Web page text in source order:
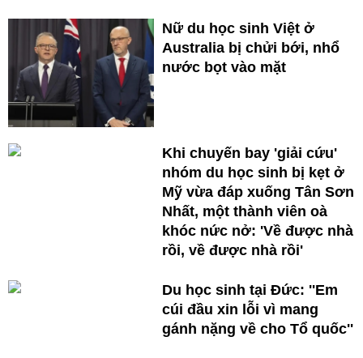
Nữ du học sinh Việt ở
Australia bị chửi bới, nhổ
nước bọt vào mặt
Khi chuyến bay 'giải cứu'
nhóm du học sinh bị kẹt ở
Mỹ vừa đáp xuống Tân Sơn
Nhất, một thành viên oà
khóc nức nở: 'Về được nhà
rồi, về được nhà rồi'
Du học sinh tại Đức: ''Em
cúi đầu xin lỗi vì mang
gánh nặng về cho Tổ quốc''